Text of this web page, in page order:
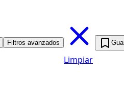
Filtros avanzados
Limpiar